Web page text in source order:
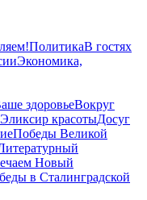
ПолитикаВ гостях
Экономика,
здоровьеВокруг
Эликсир красотыДосуг
Победы Великой
Новый
в Сталинградской